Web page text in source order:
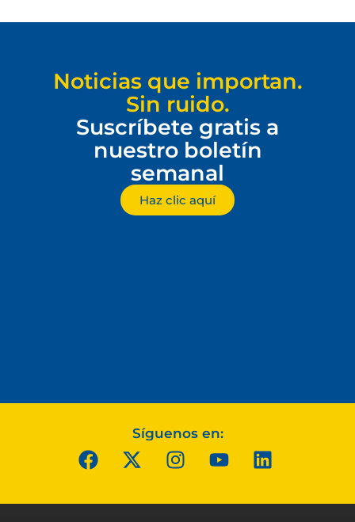
Noticias que importan.
Sin ruido.
Suscríbete gratis a
nuestro boletín
semanal
Haz clic aquí
Síguenos en: